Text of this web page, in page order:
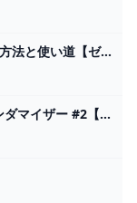
【ティアキン】白龍のウロコの入手方法と使い道【ゼルダの伝説ティアーズオブザキングダム】 - 神ゲー攻略
ゼルダの伝説 ふしぎの木の実 大地の章 ランダマイザー #2【ゆっくり実況】 - YouTube